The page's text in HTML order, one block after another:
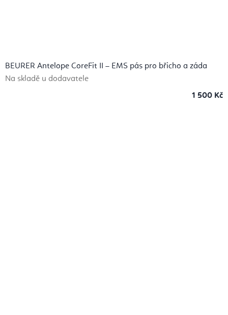
BEURER Antelope CoreFit II – EMS pás pro břicho a záda
Na skladě u dodavatele
1 500 Kč